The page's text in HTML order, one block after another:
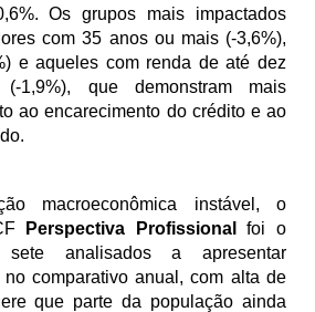
Os grupos mais impactados
com 35 anos ou mais (-3,6%),
e aqueles com renda de até dez
1,9%), que demonstram mais
ao encarecimento do crédito e ao
macroeconômica instável, o
Perspectiva Profissional
foi o
analisados a apresentar
comparativo anual, com alta de
que parte da população ainda